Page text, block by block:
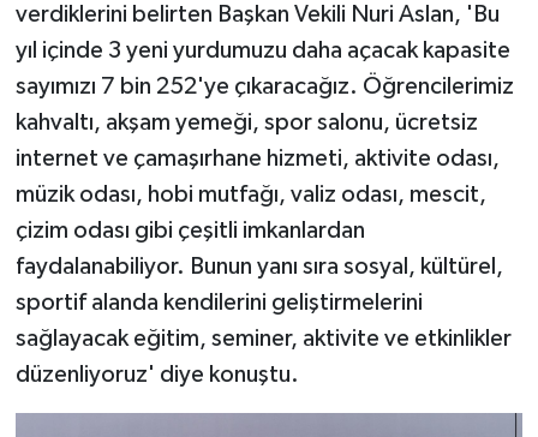
verdiklerini belirten Başkan Vekili Nuri Aslan, 'Bu
yıl içinde 3 yeni yurdumuzu daha açacak kapasite
sayımızı 7 bin 252'ye çıkaracağız. Öğrencilerimiz
kahvaltı, akşam yemeği, spor salonu, ücretsiz
internet ve çamaşırhane hizmeti, aktivite odası,
müzik odası, hobi mutfağı, valiz odası, mescit,
çizim odası gibi çeşitli imkanlardan
faydalanabiliyor. Bunun yanı sıra sosyal, kültürel,
sportif alanda kendilerini geliştirmelerini
sağlayacak eğitim, seminer, aktivite ve etkinlikler
düzenliyoruz' diye konuştu.